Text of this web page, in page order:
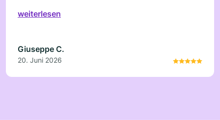
weiterlesen
Giuseppe C.
20. Juni 2026